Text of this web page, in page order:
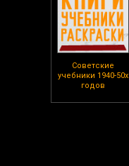
Советские
учебники 1940-50х
годов